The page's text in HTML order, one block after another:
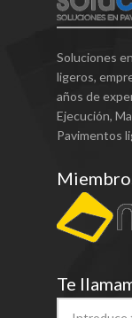
Soluciones
ligeros,
años de
Ejecución,
Pavimentos
Te